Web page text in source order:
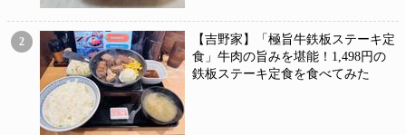
2
【吉野家】「極旨牛鉄板ステーキ定
食」牛肉の旨みを堪能！1,498円の
鉄板ステーキ定食を食べてみた